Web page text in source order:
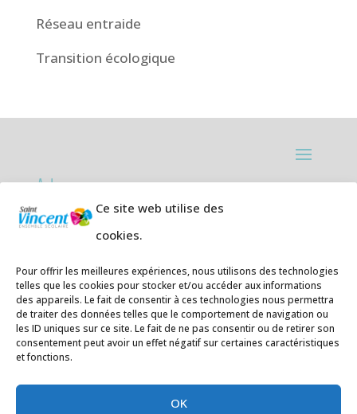
Ce site web utilise des
cookies.
Pour offrir les meilleures expériences, nous utilisons des technologies
telles que les cookies pour stocker et/ou accéder aux informations
des appareils. Le fait de consentir à ces technologies nous permettra
de traiter des données telles que le comportement de navigation ou
les ID uniques sur ce site. Le fait de ne pas consentir ou de retirer son
consentement peut avoir un effet négatif sur certaines caractéristiques
et fonctions.
OK
Réseau entraide
Transition écologique
Adresses:
Ecole primaire de la Plage,
Téléphone05 59 20 67 28
Collège Hendaye ville,1 rue de la
Libération 64700 Hendaye
Téléphone 05 59 48 89 00
E-mail:secretariat@saintvincent.eus